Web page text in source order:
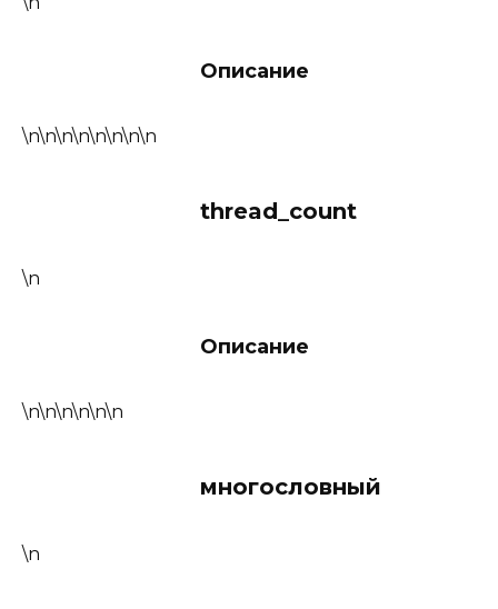
Описание
\n\n\n\n\n\n\n\n
thread_count
\n
Описание
\n\n\n\n\n\n
многословный
\n